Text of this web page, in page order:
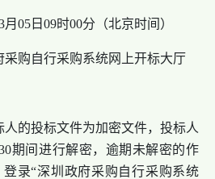
05日09时00分（北京时间）
采购自行采购系统网上开标大厅
的投标文件为加密文件，投标人
期间进行解密，逾期未解密的作
录“深圳政府采购自行采购系统